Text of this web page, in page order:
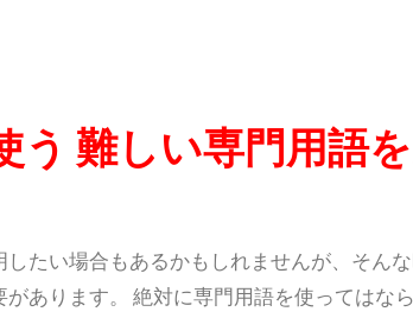
う 難しい専門用語
たい場合もあるかもしれませんが、そん
あります。 絶対に専門用語を使ってはな